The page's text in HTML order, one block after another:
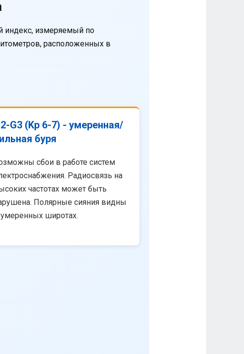
индекс, измеряемый по
расположенных в
G3 (Kp 6-7) - умеренная/
буря
сбои в работе систем
Радиосвязь на
частотах может быть
Полярные сияния видны
широтах.